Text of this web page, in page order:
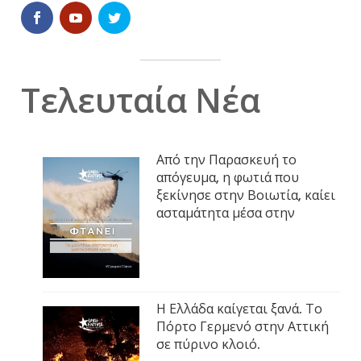
Τελευταία Νέα
Από την Παρασκευή το
απόγευμα, η φωτιά που
ξεκίνησε στην Βοιωτία, καίει
ασταμάτητα μέσα στην
Η Ελλάδα καίγεται ξανά. Το
Πόρτο Γερμενό στην Αττική
σε πύρινο κλοιό.